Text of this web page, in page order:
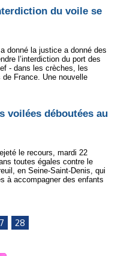
du voile se
donné la justice a donné des
l’interdiction du port des
- dans les crèches, les
France. Une nouvelle
voilées déboutées au
le recours, mardi 22
toutes égales contre le
en Seine-Saint-Denis, qui
à accompagner des enfants
28